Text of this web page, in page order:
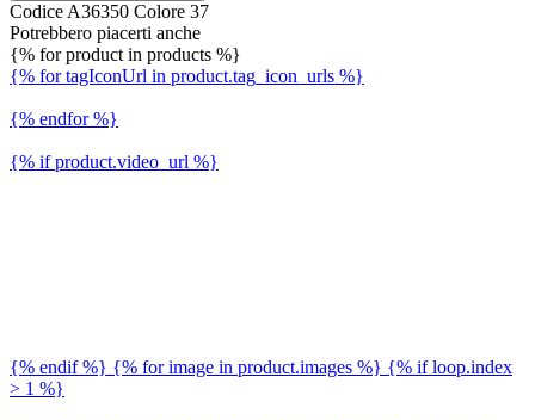
Codice A36350 Colore 37
Potrebbero piacerti anche
{% for product in products %}
{% for tagIconUrl in product.tag_icon_urls %}
{% endfor %}
{% if product.video_url %}
{% endif %} {% for image in product.images %} {% if loop.index
> 1 %}